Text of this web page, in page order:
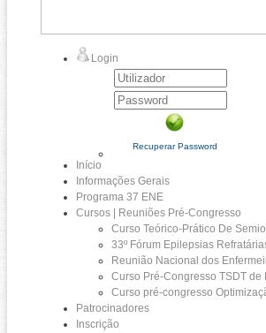
Login
Recuperar Password
Início
Informações Gerais
Programa 37 ENE
Cursos | Reuniões Pré-Congresso
Curso Teórico-Prático De
33º Fórum Epilepsias
Reunião Nacional dos
Curso Pré-Congresso TSDT
Curso pré-congresso
Patrocinadores
Inscrição